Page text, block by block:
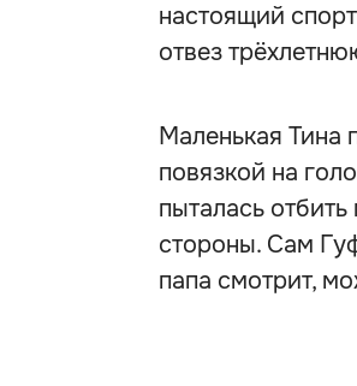
настоящий
отвез
Маленькая Тина
повязкой на
пыталась
стороны. Сам
папа смотрит,